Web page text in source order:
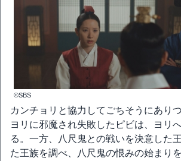
©SBS
カンチョリと協力してごちそうにあり
ヨリに邪魔され失敗したピビは、ヨリ
る。一方、八尺鬼との戦いを決意した
た王族を調べ、八尺鬼の恨みの始まり